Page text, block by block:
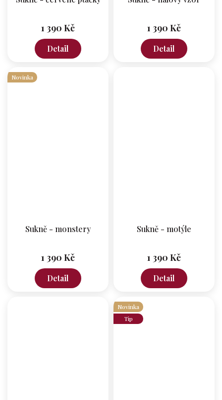
1 390 Kč
Detail
1 390 Kč
Detail
Novinka
Sukně - monstery
1 390 Kč
Detail
Sukně - motýle
1 390 Kč
Detail
Novinka
Tip